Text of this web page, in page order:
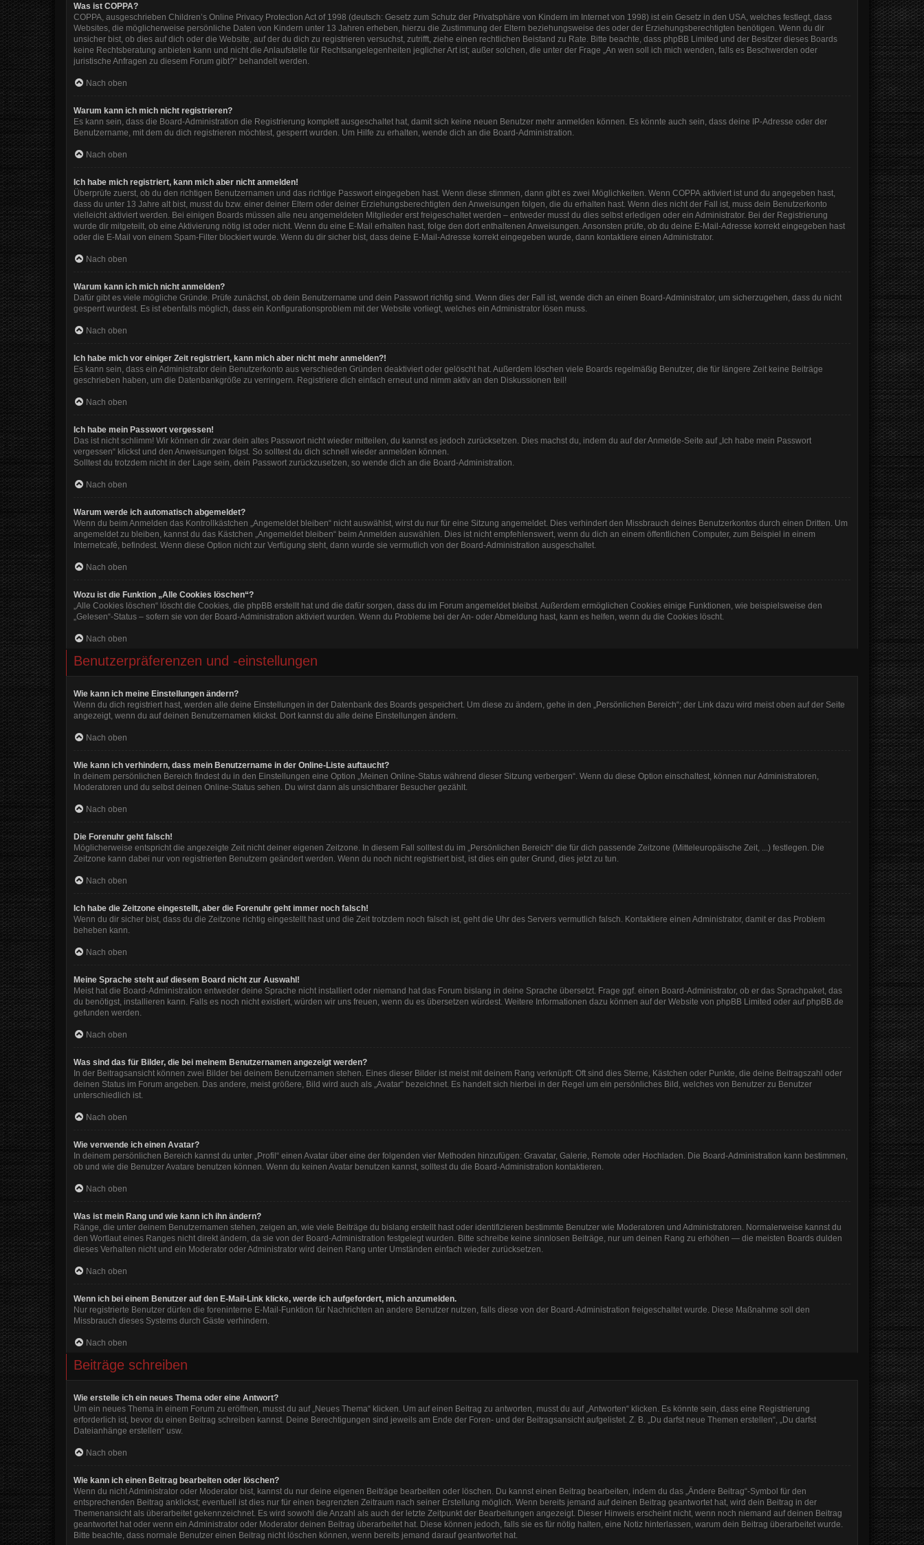
Was ist COPPA?
COPPA, ausgeschrieben Children’s Online Privacy Protection Act of 1998 (deutsch: Gesetz zum Schutz der Privatsphäre von Kindern im Internet von 1998) ist ein Gesetz in den USA, welches festlegt, dass
Websites, die möglicherweise persönliche Daten von Kindern unter 13 Jahren erheben, hierzu die Zustimmung der Eltern beziehungsweise des oder der Erziehungsberechtigten benötigen. Wenn du dir
unsicher bist, ob dies auf dich oder die Website, auf der du dich zu registrieren versuchst, zutrifft, ziehe einen rechtlichen Beistand zu Rate. Bitte beachte, dass phpBB Limited und der Besitzer dieses Boards
keine Rechtsberatung anbieten kann und nicht die Anlaufstelle für Rechtsangelegenheiten jeglicher Art ist; außer solchen, die unter der Frage „An wen soll ich mich wenden, falls es Beschwerden oder
juristische Anfragen zu diesem Forum gibt?“ behandelt werden.
Nach oben
Warum kann ich mich nicht registrieren?
Es kann sein, dass die Board-Administration die Registrierung komplett ausgeschaltet hat, damit sich keine neuen Benutzer mehr anmelden können. Es könnte auch sein, dass deine IP-Adresse oder der
Benutzername, mit dem du dich registrieren möchtest, gesperrt wurden. Um Hilfe zu erhalten, wende dich an die Board-Administration.
Nach oben
Ich habe mich registriert, kann mich aber nicht anmelden!
Überprüfe zuerst, ob du den richtigen Benutzernamen und das richtige Passwort eingegeben hast. Wenn diese stimmen, dann gibt es zwei Möglichkeiten. Wenn COPPA aktiviert ist und du angegeben hast,
dass du unter 13 Jahre alt bist, musst du bzw. einer deiner Eltern oder deiner Erziehungsberechtigten den Anweisungen folgen, die du erhalten hast. Wenn dies nicht der Fall ist, muss dein Benutzerkonto
vielleicht aktiviert werden. Bei einigen Boards müssen alle neu angemeldeten Mitglieder erst freigeschaltet werden – entweder musst du dies selbst erledigen oder ein Administrator. Bei der Registrierung
wurde dir mitgeteilt, ob eine Aktivierung nötig ist oder nicht. Wenn du eine E-Mail erhalten hast, folge den dort enthaltenen Anweisungen. Ansonsten prüfe, ob du deine E-Mail-Adresse korrekt eingegeben hast
oder die E-Mail von einem Spam-Filter blockiert wurde. Wenn du dir sicher bist, dass deine E-Mail-Adresse korrekt eingegeben wurde, dann kontaktiere einen Administrator.
Nach oben
Warum kann ich mich nicht anmelden?
Dafür gibt es viele mögliche Gründe. Prüfe zunächst, ob dein Benutzername und dein Passwort richtig sind. Wenn dies der Fall ist, wende dich an einen Board-Administrator, um sicherzugehen, dass du nicht
gesperrt wurdest. Es ist ebenfalls möglich, dass ein Konfigurationsproblem mit der Website vorliegt, welches ein Administrator lösen muss.
Nach oben
Ich habe mich vor einiger Zeit registriert, kann mich aber nicht mehr anmelden?!
Es kann sein, dass ein Administrator dein Benutzerkonto aus verschieden Gründen deaktiviert oder gelöscht hat. Außerdem löschen viele Boards regelmäßig Benutzer, die für längere Zeit keine Beiträge
geschrieben haben, um die Datenbankgröße zu verringern. Registriere dich einfach erneut und nimm aktiv an den Diskussionen teil!
Nach oben
Ich habe mein Passwort vergessen!
Das ist nicht schlimm! Wir können dir zwar dein altes Passwort nicht wieder mitteilen, du kannst es jedoch zurücksetzen. Dies machst du, indem du auf der Anmelde-Seite auf „Ich habe mein Passwort
vergessen“ klickst und den Anweisungen folgst. So solltest du dich schnell wieder anmelden können.
Solltest du trotzdem nicht in der Lage sein, dein Passwort zurückzusetzen, so wende dich an die Board-Administration.
Nach oben
Warum werde ich automatisch abgemeldet?
Wenn du beim Anmelden das Kontrollkästchen „Angemeldet bleiben“ nicht auswählst, wirst du nur für eine Sitzung angemeldet. Dies verhindert den Missbrauch deines Benutzerkontos durch einen Dritten. Um
angemeldet zu bleiben, kannst du das Kästchen „Angemeldet bleiben“ beim Anmelden auswählen. Dies ist nicht empfehlenswert, wenn du dich an einem öffentlichen Computer, zum Beispiel in einem
Internetcafé, befindest. Wenn diese Option nicht zur Verfügung steht, dann wurde sie vermutlich von der Board-Administration ausgeschaltet.
Nach oben
Wozu ist die Funktion „Alle Cookies löschen“?
„Alle Cookies löschen“ löscht die Cookies, die phpBB erstellt hat und die dafür sorgen, dass du im Forum angemeldet bleibst. Außerdem ermöglichen Cookies einige Funktionen, wie beispielsweise den
„Gelesen“-Status – sofern sie von der Board-Administration aktiviert wurden. Wenn du Probleme bei der An- oder Abmeldung hast, kann es helfen, wenn du die Cookies löscht.
Nach oben
Benutzerpräferenzen und -einstellungen
Wie kann ich meine Einstellungen ändern?
Wenn du dich registriert hast, werden alle deine Einstellungen in der Datenbank des Boards gespeichert. Um diese zu ändern, gehe in den „Persönlichen Bereich“; der Link dazu wird meist oben auf der Seite
angezeigt, wenn du auf deinen Benutzernamen klickst. Dort kannst du alle deine Einstellungen ändern.
Nach oben
Wie kann ich verhindern, dass mein Benutzername in der Online-Liste auftaucht?
In deinem persönlichen Bereich findest du in den Einstellungen eine Option „Meinen Online-Status während dieser Sitzung verbergen“. Wenn du diese Option einschaltest, können nur Administratoren,
Moderatoren und du selbst deinen Online-Status sehen. Du wirst dann als unsichtbarer Besucher gezählt.
Nach oben
Die Forenuhr geht falsch!
Möglicherweise entspricht die angezeigte Zeit nicht deiner eigenen Zeitzone. In diesem Fall solltest du im „Persönlichen Bereich“ die für dich passende Zeitzone (Mitteleuropäische Zeit, ...) festlegen. Die
Zeitzone kann dabei nur von registrierten Benutzern geändert werden. Wenn du noch nicht registriert bist, ist dies ein guter Grund, dies jetzt zu tun.
Nach oben
Ich habe die Zeitzone eingestellt, aber die Forenuhr geht immer noch falsch!
Wenn du dir sicher bist, dass du die Zeitzone richtig eingestellt hast und die Zeit trotzdem noch falsch ist, geht die Uhr des Servers vermutlich falsch. Kontaktiere einen Administrator, damit er das Problem
beheben kann.
Nach oben
Meine Sprache steht auf diesem Board nicht zur Auswahl!
Meist hat die Board-Administration entweder deine Sprache nicht installiert oder niemand hat das Forum bislang in deine Sprache übersetzt. Frage ggf. einen Board-Administrator, ob er das Sprachpaket, das
du benötigst, installieren kann. Falls es noch nicht existiert, würden wir uns freuen, wenn du es übersetzen würdest. Weitere Informationen dazu können auf der Website von phpBB Limited oder auf phpBB.de
gefunden werden.
Nach oben
Was sind das für Bilder, die bei meinem Benutzernamen angezeigt werden?
In der Beitragsansicht können zwei Bilder bei deinem Benutzernamen stehen. Eines dieser Bilder ist meist mit deinem Rang verknüpft: Oft sind dies Sterne, Kästchen oder Punkte, die deine Beitragszahl oder
deinen Status im Forum angeben. Das andere, meist größere, Bild wird auch als „Avatar“ bezeichnet. Es handelt sich hierbei in der Regel um ein persönliches Bild, welches von Benutzer zu Benutzer
unterschiedlich ist.
Nach oben
Wie verwende ich einen Avatar?
In deinem persönlichen Bereich kannst du unter „Profil“ einen Avatar über eine der folgenden vier Methoden hinzufügen: Gravatar, Galerie, Remote oder Hochladen. Die Board-Administration kann bestimmen,
ob und wie die Benutzer Avatare benutzen können. Wenn du keinen Avatar benutzen kannst, solltest du die Board-Administration kontaktieren.
Nach oben
Was ist mein Rang und wie kann ich ihn ändern?
Ränge, die unter deinem Benutzernamen stehen, zeigen an, wie viele Beiträge du bislang erstellt hast oder identifizieren bestimmte Benutzer wie Moderatoren und Administratoren. Normalerweise kannst du
den Wortlaut eines Ranges nicht direkt ändern, da sie von der Board-Administration festgelegt wurden. Bitte schreibe keine sinnlosen Beiträge, nur um deinen Rang zu erhöhen — die meisten Boards dulden
dieses Verhalten nicht und ein Moderator oder Administrator wird deinen Rang unter Umständen einfach wieder zurücksetzen.
Nach oben
Wenn ich bei einem Benutzer auf den E-Mail-Link klicke, werde ich aufgefordert, mich anzumelden.
Nur registrierte Benutzer dürfen die foreninterne E-Mail-Funktion für Nachrichten an andere Benutzer nutzen, falls diese von der Board-Administration freigeschaltet wurde. Diese Maßnahme soll den
Missbrauch dieses Systems durch Gäste verhindern.
Nach oben
Beiträge schreiben
Wie erstelle ich ein neues Thema oder eine Antwort?
Um ein neues Thema in einem Forum zu eröffnen, musst du auf „Neues Thema“ klicken. Um auf einen Beitrag zu antworten, musst du auf „Antworten“ klicken. Es könnte sein, dass eine Registrierung
erforderlich ist, bevor du einen Beitrag schreiben kannst. Deine Berechtigungen sind jeweils am Ende der Foren- und der Beitragsansicht aufgelistet. Z. B. „Du darfst neue Themen erstellen“, „Du darfst
Dateianhänge erstellen“ usw.
Nach oben
Wie kann ich einen Beitrag bearbeiten oder löschen?
Wenn du nicht Administrator oder Moderator bist, kannst du nur deine eigenen Beiträge bearbeiten oder löschen. Du kannst einen Beitrag bearbeiten, indem du das „Ändere Beitrag“-Symbol für den
entsprechenden Beitrag anklickst; eventuell ist dies nur für einen begrenzten Zeitraum nach seiner Erstellung möglich. Wenn bereits jemand auf deinen Beitrag geantwortet hat, wird dein Beitrag in der
Themenansicht als überarbeitet gekennzeichnet. Es wird sowohl die Anzahl als auch der letzte Zeitpunkt der Bearbeitungen angezeigt. Dieser Hinweis erscheint nicht, wenn noch niemand auf deinen Beitrag
geantwortet hat oder wenn ein Administrator oder Moderator deinen Beitrag überarbeitet hat. Diese können jedoch, falls sie es für nötig halten, eine Notiz hinterlassen, warum dein Beitrag überarbeitet wurde.
Bitte beachte, dass normale Benutzer einen Beitrag nicht löschen können, wenn bereits jemand darauf geantwortet hat.